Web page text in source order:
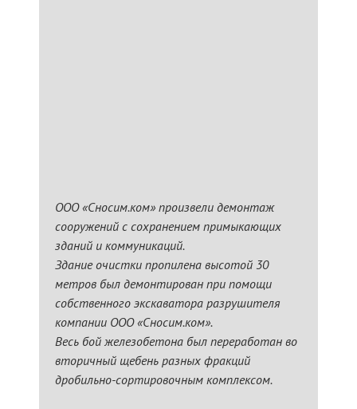
ООО «Сносим.ком» произвели демонтаж
сооружений с сохранением примыкающих
зданий и коммуникаций.
Здание очистки пропилена высотой 30
метров был демонтирован при помощи
собственного экскаватора разрушителя
компании ООО «Сносим.ком».
Весь бой железобетона был переработан во
вторичный щебень разных фракций
дробильно-сортировочным комплексом.